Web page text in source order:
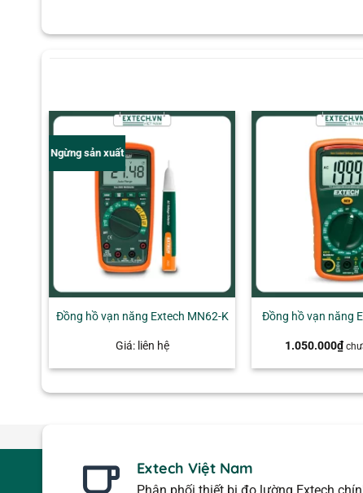
Ngừng sản xuất
Đồng hồ vạn năng Extech MN62-K
Giá: liên hệ
Đồng hồ vạn năng
1.050.000₫
Extech Việt Nam